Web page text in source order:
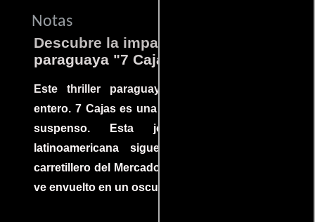
Notas
Descubre la impactante película
paraguaya "7 Cajas"
Este thriller paraguayo cautivó al mundo
entero. 7 Cajas es una explosión de acción y
suspenso. Esta joya cinematográfica
latinoamericana sigue la historia de un
carretillero del Mercado 4 de Asunción que se
ve envuelto en un oscuro mundo de crimen